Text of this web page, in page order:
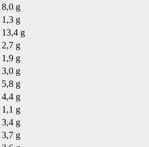
8,0 g
1,3 g
13,4 g
2,7 g
1,9 g
3,0 g
5,8 g
4,4 g
1,1 g
3,4 g
3,7 g